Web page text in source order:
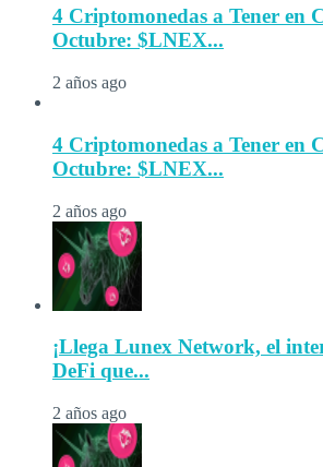
4 Criptomonedas a Tener en
Octubre: $LNEX...
2 años ago
4 Criptomonedas a Tener en
Octubre: $LNEX...
2 años ago
¡Llega Lunex Network, el
DeFi que...
2 años ago